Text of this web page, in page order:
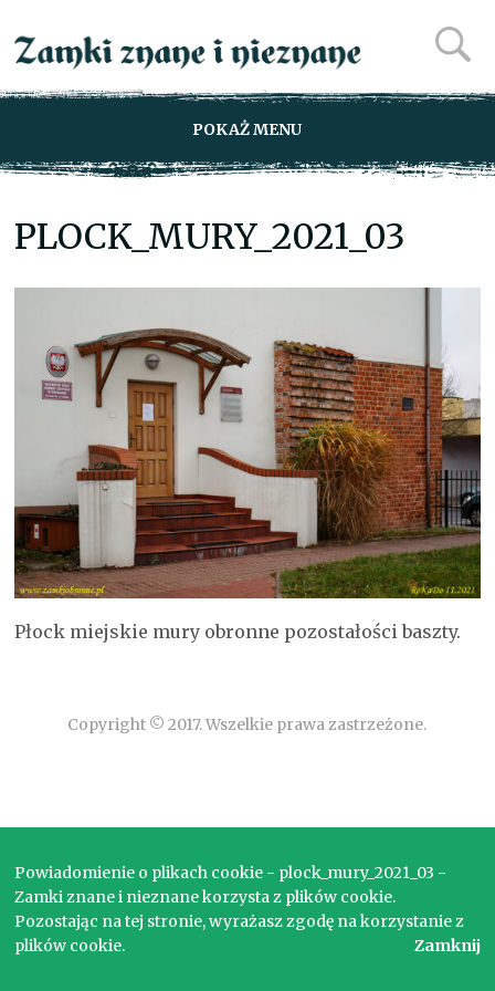
POKAŻ MENU
PLOCK_MURY_2021_03
Płock miejskie mury obronne pozostałości baszty.
Copyright © 2017. Wszelkie prawa zastrzeżone.
Powiadomienie o plikach cookie - plock_mury_2021_03 -
Zamki znane i nieznane korzysta z plików cookie.
Pozostając na tej stronie, wyrażasz zgodę na korzystanie z
plików cookie.
Zamknij